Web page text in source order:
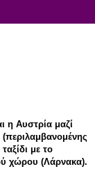
η Αυστρία μαζί
(περιλαμβανομένης
με το
χώρου (Λάρνακα).